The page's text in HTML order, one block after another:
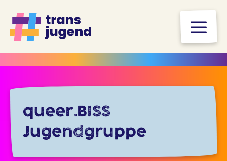
Inhalt
springen
queer.BISS
Jugendgruppe